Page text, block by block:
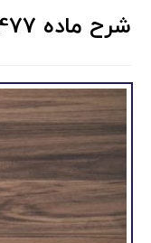
شرح ماده 477